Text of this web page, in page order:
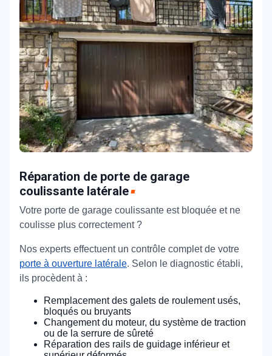
Réparation de porte de garage
coulissante latérale
Votre porte de garage coulissante est bloquée et ne
coulisse plus correctement ?
Nos experts effectuent un contrôle complet de votre
porte à ouverture latérale. Selon le diagnostic établi,
ils procèdent à :
Remplacement des galets de roulement usés,
bloqués ou bruyants
Changement du moteur, du système de traction
ou de la serrure de sûreté
Réparation des rails de guidage inférieur et